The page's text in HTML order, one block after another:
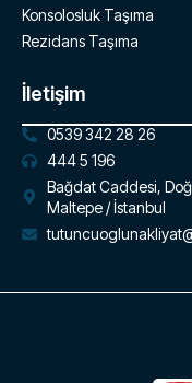
Konsolosluk Taşıma
Rezidans Taşıma
İletişim
0539 342 28 26
444 5 196
Bağdat Caddesi,
Maltepe / İstanbul